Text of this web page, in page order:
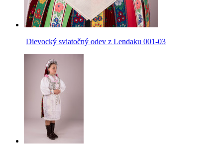
Dievocký sviatočný odev z Lendaku 001-03